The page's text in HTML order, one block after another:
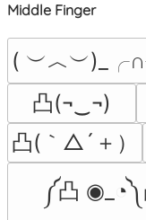
Middle Finger
(
凸(¬‿¬)
凸(｀△´＋）
༼凸 ◉_◔༽